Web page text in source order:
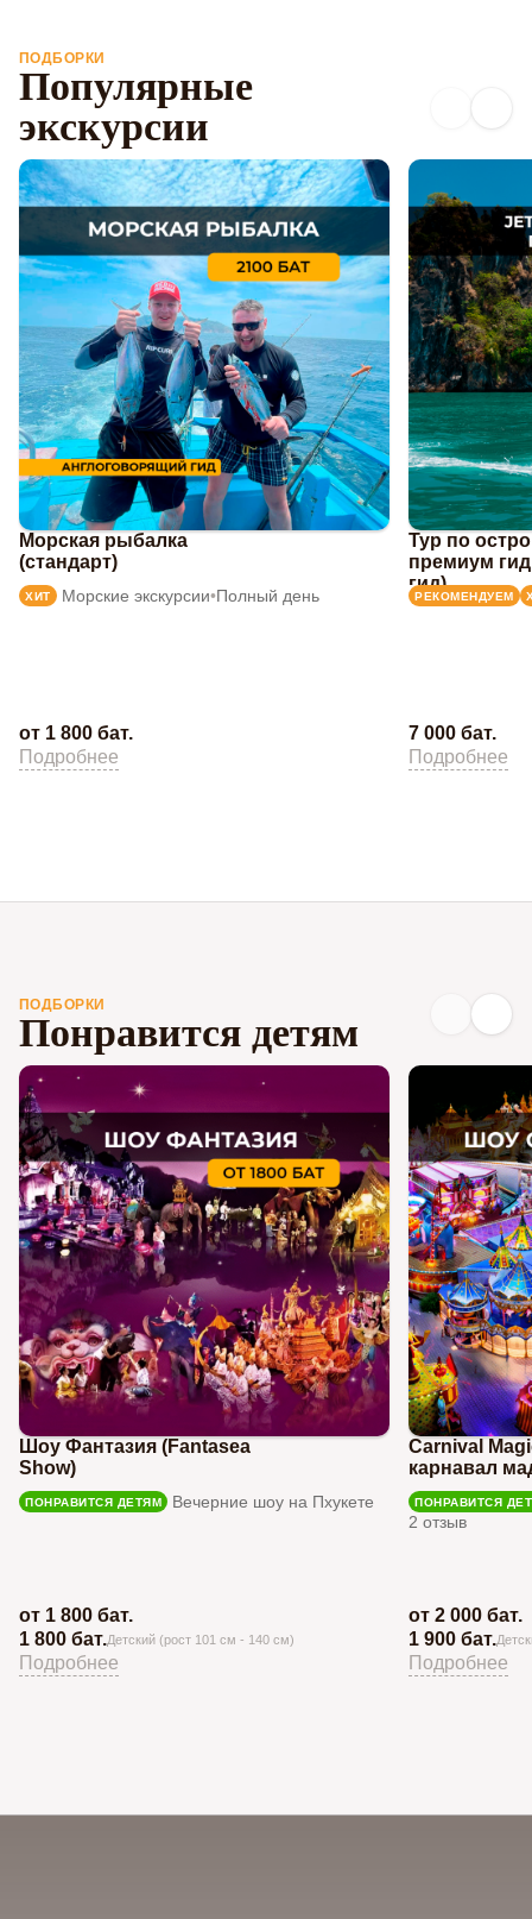
ПОДБОРКИ
Популярные
экскурсии
Морская рыбалка
(стандарт)
ХИТ Морские экскурсии•Полный день
от 1 800 бат.
Подробнее
Тур по
премиум
гид)
РЕКОМЕНДУЕМ
7 000 бат.
Подробнее
ПОДБОРКИ
Понравится детям
Шоу Фантазия (Fantasea
Show)
ПОНРАВИТСЯ ДЕТЯМ Вечерние шоу на Пхукете
от 1 800 бат.
1 800 бат.Детский (рост 101 см - 140 см)
Подробнее
Carnival
карнавал
ПОНРАВИТСЯ
2 отзыв
от 2 000 бат.
1 900 бат.
Подробнее